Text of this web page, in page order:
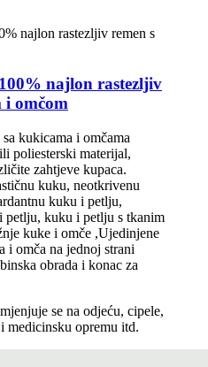
najlon rastezljiv
i omčom
kukicama i omčama
poliesterski materijal,
zahtjeve kupaca.
kuku, neotkrivenu
kuku i petlju,
petlju, kuku i petlju s tkanim
kuke i omče ,Ujedinjene
i omča na jednoj strani
obrada i konac za
se na odjeću, cipele,
medicinsku opremu itd.